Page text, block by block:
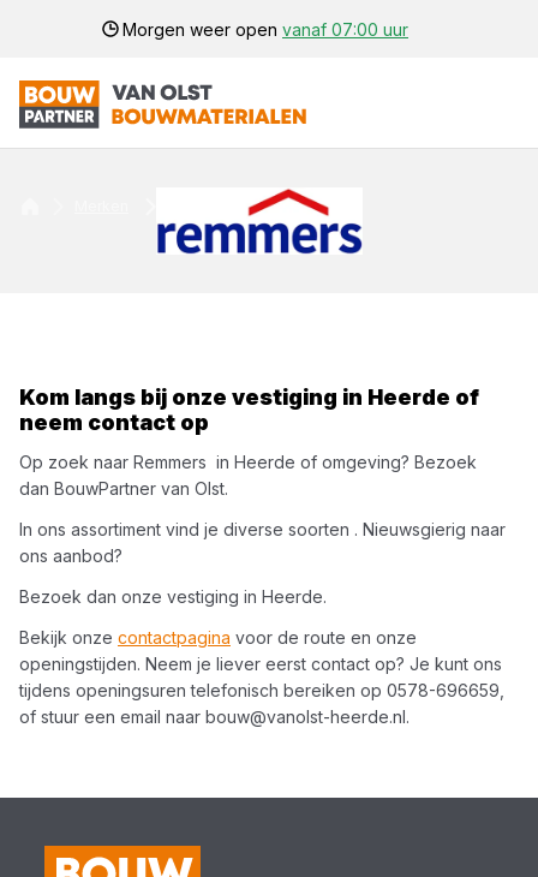
Morgen weer open vanaf 07:00 uur
Kom langs bij onze vestiging in Heerde of
neem contact op
Op zoek naar Remmers in Heerde of omgeving? Bezoek
dan BouwPartner van Olst.
In ons assortiment vind je diverse soorten . Nieuwsgierig naar
ons aanbod?
Bezoek dan onze vestiging in Heerde.
Bekijk onze contactpagina voor de route en onze
openingstijden. Neem je liever eerst contact op? Je kunt ons
tijdens openingsuren telefonisch bereiken op 0578-696659
of stuur een email naar bouw@vanolst-heerde.nl.